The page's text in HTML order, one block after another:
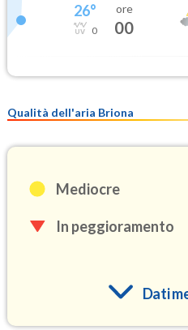
26°
0
ore
00
Qualità dell'aria Briona
Mediocre
In peggioramento
Dati